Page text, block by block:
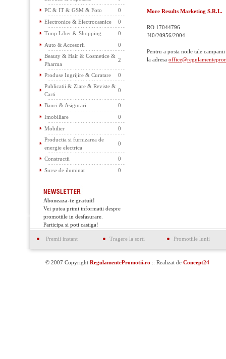
PC & IT & GSM & Foto
0
Electronice & Electrocasnice
0
Timp Liber & Shopping
0
Auto & Accesorii
0
Beauty & Hair & Cosmetice &
Pharma
2
Produse Ingrijire & Curatare
0
Publicatii & Ziare & Reviste &
Carti
0
Banci & Asigurari
0
Imobiliare
0
Mobilier
0
Productia si furnizarea de
energie electrica
0
Constructii
0
Surse de iluminat
0
Aboneaza-te gratuit!
Vei putea primi informatii despre
promotiile in desfasurare.
Participa si poti castiga!
More Results Marketing S.R.L.
RO 17044796
J40/20956/2004
Pentru a posta noile tale
la adresa
Premii instant Tragere la sorti Promotiile lunii
© 2007 Copyright RegulamentePromotii.ro :: Realizat de Concept24